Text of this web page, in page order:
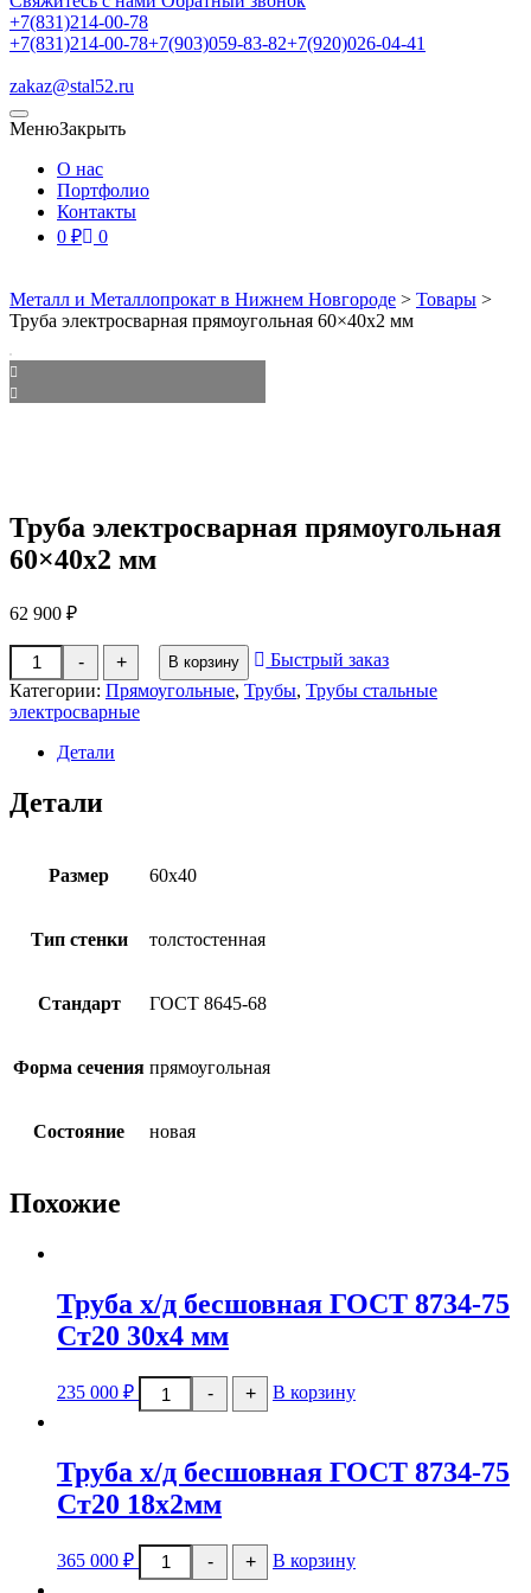
+7(831)214-00-78
+7(831)214-00-78+7(903)059-83-82+7(920)026-04-41
zakaz@stal52.ru
МенюЗакрыть
О нас
Портфолио
Контакты
0 ₽ 0
Металл и Металлопрокат в Нижнем Новгороде > Товары >
Труба электросварная прямоугольная 60×40х2 мм
Труба электросварная прямоугольная
60×40х2 мм
62 900 ₽
-
Количество
товара
Труба
электросварная
прямоугольная
60x40х2
+ В корзину
Быстрый заказ
Категории: Прямоугольные, Трубы, Трубы стальные
электросварные
Детали
Детали
Размер 60х40
Тип стенки толстостенная
Стандарт ГОСТ 8645-68
Форма сечения прямоугольная
Состояние новая
Похожие
Труба х/д бесшовная ГОСТ 8734-75
Ст20 30х4 мм
235 000 ₽ -
Количество
товара
бесшовная
ГОСТ
8734-
Ст20
30х4
+ В корзину
Труба х/д бесшовная ГОСТ 8734-75
Ст20 18х2мм
365 000 ₽ -
Количество
товара
+ В корзину